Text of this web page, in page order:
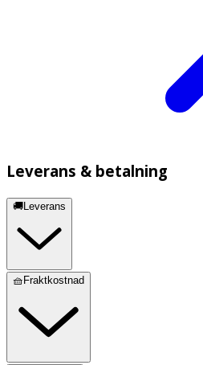
Leverans & betalning
🚚Leverans
🧺Fraktkostnad